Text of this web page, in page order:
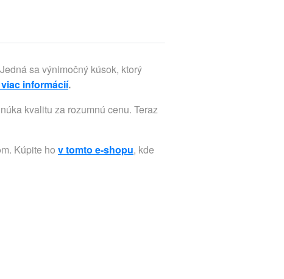
sa výnimočný kúsok, ktorý
informácií.
kvalitu za rozumnú cenu. Teraz
Kúpite ho v tomto e-shopu, kde